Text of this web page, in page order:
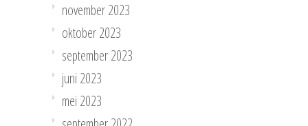
november 2023
oktober 2023
september 2023
juni 2023
mei 2023